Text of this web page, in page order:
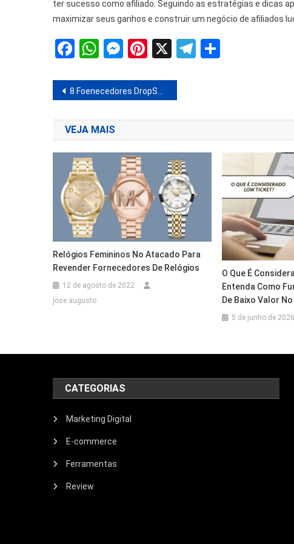
ter sucesso como afiliado. Seguindo as estratégias e dicas
maximizar seus ganhos e construir um negócio de afiliados
Facebook
WhatsApp
Messenger
Pinterest
X Telegram
Navegação
de
Post
8 Foenecedores DropShipping – Como Fazer Dropshipping No Aliexpress
VEJA MAIS
Relógios Femininos No Atacado Para
Revender Fornecedores De Relógios
12 de agosto de 2022
jose augusto
O Que É
Entenda Como
De Baixo Valor
5 de junho de 2026
CATEGORIAS
Marketing Digital
E-commerce
Ferramentas
Review